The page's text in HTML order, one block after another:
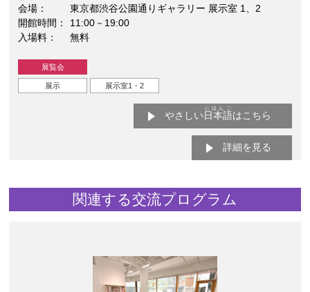
会場
東京都渋谷公園通りギャラリー 展示室 1、2
開館時間
11:00－19:00
入場料
無料
展覧会
展示 展示室1・2
やさしい 日本語
にほんご
はこちら
詳細を見る
関連する交流プログラム